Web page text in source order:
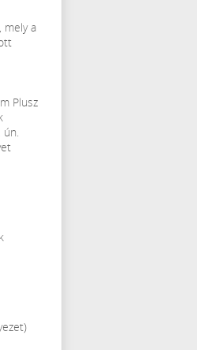
mely a
Plusz
ún.